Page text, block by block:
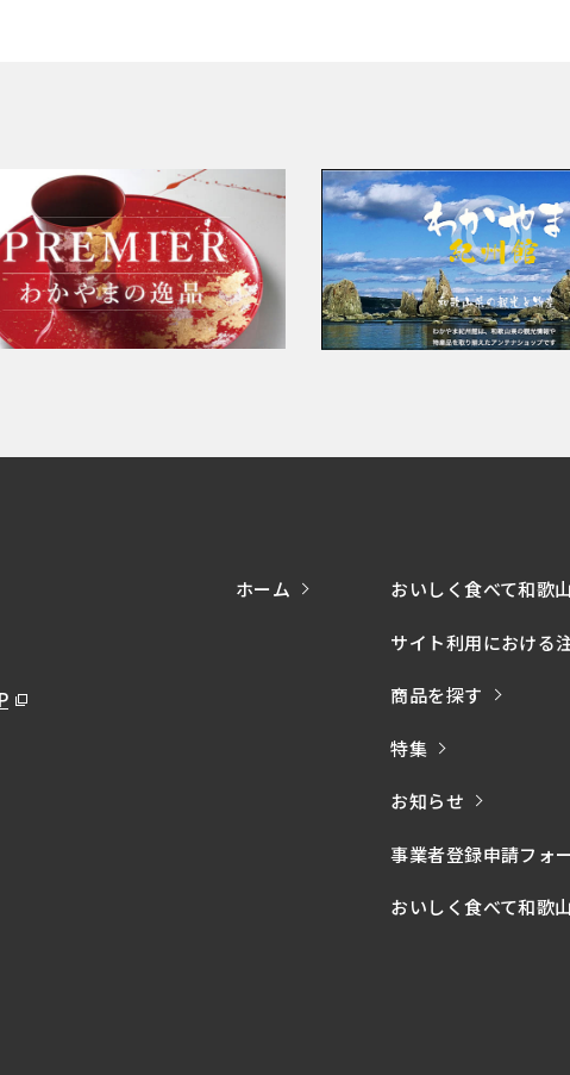
ホーム おいしく食べて和歌
サイト利用における
商品を探す
特集
お知らせ
事業者登録申請フォ
おいしく食べて和歌